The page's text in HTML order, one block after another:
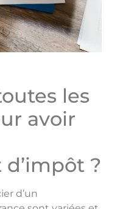
les
avoir
?
d’un